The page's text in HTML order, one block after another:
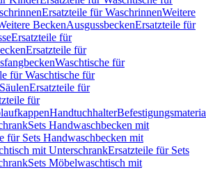
Ersatzteile für WaschrinnenWeitere
BeckenAusgussbeckenErsatzteile für
Ersatzteile für
Ersatzteile für
Waschtische für
für Waschtische für
SäulenErsatzteile für
für
Handtuchhalter
Sets Handwaschbecken mit
für Sets Handwaschbecken mit
mit UnterschrankErsatzteile für Sets
Sets Möbelwaschtisch mit